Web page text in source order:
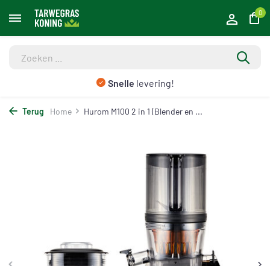
0
Snelle levering!
Terug Home Hurom M100 2 in 1 (Blender en ...